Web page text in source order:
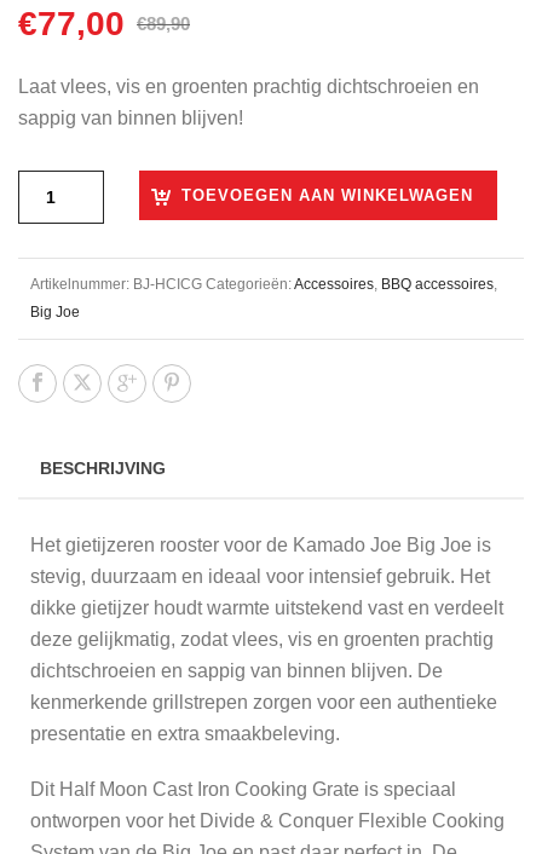
€89,90
Oorspronkelijke
was:
€89,90.
€77,00 Huidige
is:
€77,00.
Laat vlees, vis en groenten prachtig dichtschroeien en
sappig van binnen blijven!
TOEVOEGEN AAN WINKELWAGEN
Artikelnummer: BJ-HCICG Categorieën:Accessoires, BBQ accessoires,
Big Joe
BESCHRIJVING
Het gietijzeren rooster voor de Kamado Joe Big Joe is
stevig, duurzaam en ideaal voor intensief gebruik. Het
dikke gietijzer houdt warmte uitstekend vast en verdeelt
deze gelijkmatig, zodat vlees, vis en groenten prachtig
dichtschroeien en sappig van binnen blijven. De
kenmerkende grillstrepen zorgen voor een authentieke
presentatie en extra smaakbeleving.
Dit Half Moon Cast Iron Cooking Grate is speciaal
ontworpen voor het Divide & Conquer Flexible Cooking